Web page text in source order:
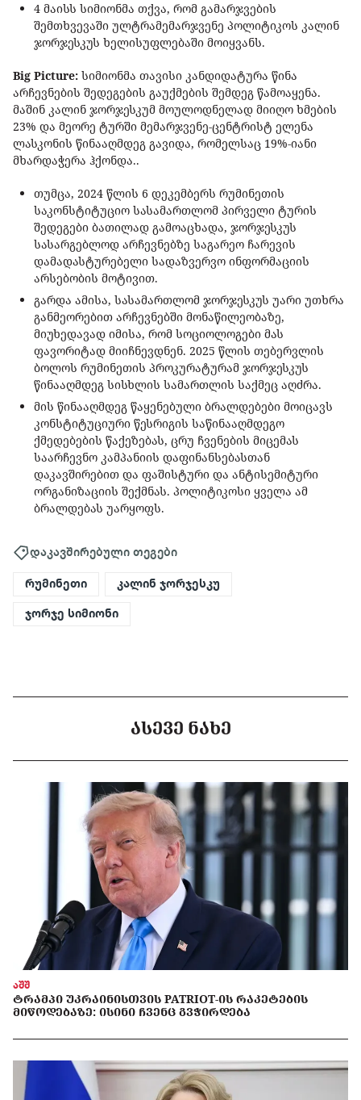
4 მაისს სიმიონმა თქვა, რომ გამარჯვების
შემთხვევაში ულტრამემარჯვენე პოლიტიკოს კალინ
ჯორჯესკუს ხელისუფლებაში მოიყვანს.
Big Picture: სიმიონმა თავისი კანდიდატურა წინა
არჩევნების შედეგების გაუქმების შემდეგ წამოაყენა.
მაშინ კალინ ჯორჯესკუმ მოულოდნელად მიიღო ხმების
23% და მეორე ტურში მემარჯვენე-ცენტრისტ ელენა
ლასკონის წინააღმდეგ გავიდა, რომელსაც 19%-იანი
მხარდაჭერა ჰქონდა..
თუმცა, 2024 წლის 6 დეკემბერს რუმინეთის
საკონსტიტუციო სასამართლომ პირველი ტურის
შედეგები ბათილად გამოაცხადა, ჯორჯესკუს
სასარგებლოდ არჩევნებზე საგარეო ჩარევის
დამადასტურებელი სადაზვერვო ინფორმაციის
არსებობის მოტივით.
გარდა ამისა, სასამართლომ ჯორჯესკუს უარი უთხრა
განმეორებით არჩევნებში მონაწილეობაზე,
მიუხედავად იმისა, რომ სოციოლოგები მას
ფავორიტად მიიჩნევდნენ. 2025 წლის თებერვლის
ბოლოს რუმინეთის პროკურატურამ ჯორჯესკუს
წინააღმდეგ სისხლის სამართლის საქმეც აღძრა.
მის წინააღმდეგ წაყენებული ბრალდებები მოიცავს
კონსტიტუციური წესრიგის საწინააღმდეგო
ქმედებების წაქეზებას, ცრუ ჩვენების მიცემას
საარჩევნო კამპანიის დაფინანსებასთან
დაკავშირებით და ფაშისტური და ანტისემიტური
ორგანიზაციის შექმნას. პოლიტიკოსი ყველა ამ
ბრალდებას უარყოფს.
დაკავშირებული თეგები
რუმინეთი კალინ ჯორჯესკუ
ჯორჯე სიმიონი
ᲐᲡᲔᲕᲔ ᲜᲐᲮᲔ
აშშ
ᲢᲠᲐᲛᲞᲘ ᲣᲙᲠᲐᲘᲜᲘᲡᲗᲕᲘᲡ PATRIOT-ᲘᲡ ᲠᲐᲙᲔᲢᲔᲑᲘᲡ
ᲛᲘᲬᲝᲓᲔᲑᲐᲖᲔ: ᲘᲡᲘᲜᲘ ᲩᲕᲔᲜᲪ ᲒᲕᲭᲘᲠᲓᲔᲑᲐ